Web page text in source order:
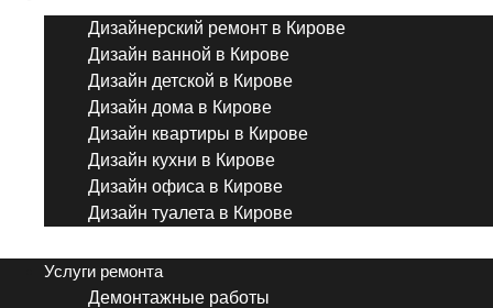
Дизайнерский ремонт в Кирове
Дизайн ванной в Кирове
Дизайн детской в Кирове
Дизайн дома в Кирове
Дизайн квартиры в Кирове
Дизайн кухни в Кирове
Дизайн офиса в Кирове
Дизайн туалета в Кирове
Услуги ремонта
Демонтажные работы